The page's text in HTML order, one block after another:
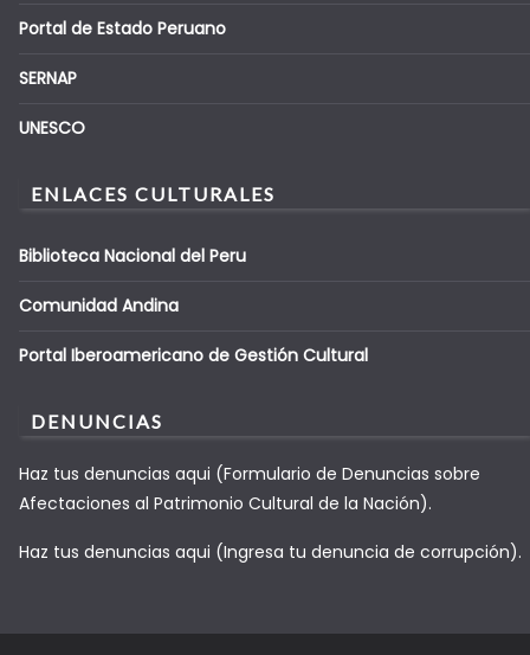
Portal de Estado Peruano
SERNAP
UNESCO
ENLACES CULTURALES
Biblioteca Nacional del Peru
Comunidad Andina
Portal Iberoamericano de Gestión Cultural
DENUNCIAS
Haz tus denuncias aqui (Formulario de Denuncias sobre
Afectaciones al Patrimonio Cultural de la Nación).
Haz tus denuncias aqui (Ingresa tu denuncia de corrupción).